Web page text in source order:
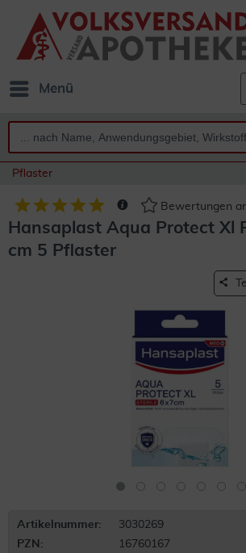
Menü
Pflaster
Bewertungen
Hansaplast Aqua Protect Xl
cm 5 Pflaster
Artikelnummer:
3030269
PZN:
16760167